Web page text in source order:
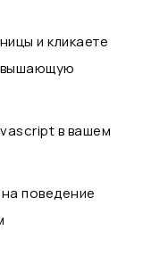
и кликаете
в вашем
поведение